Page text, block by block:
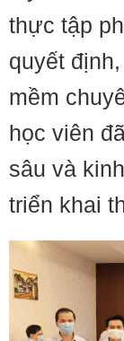
thực tập
quyết
mềm
học viên
sâu và
triển khai